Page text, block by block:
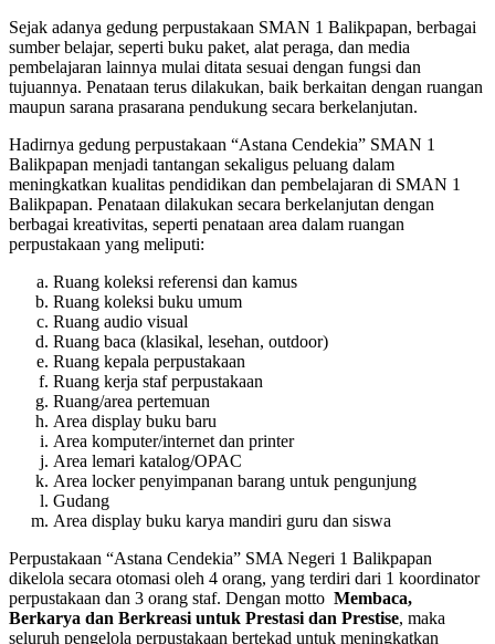
Sejak adanya gedung perpustakaan SMAN 1 Balikpapan, berbagai
sumber belajar, seperti buku paket, alat peraga, dan media
pembelajaran lainnya mulai ditata sesuai dengan fungsi dan
tujuannya. Penataan terus dilakukan, baik berkaitan dengan ruangan
maupun sarana prasarana pendukung secara berkelanjutan.
Hadirnya gedung perpustakaan “Astana Cendekia” SMAN 1
Balikpapan menjadi tantangan sekaligus peluang dalam
meningkatkan kualitas pendidikan dan pembelajaran di SMAN 1
Balikpapan. Penataan dilakukan secara berkelanjutan dengan
berbagai kreativitas, seperti penataan area dalam ruangan
perpustakaan yang meliputi:
Ruang koleksi referensi dan kamus
Ruang koleksi buku umum
Ruang audio visual
Ruang baca (klasikal, lesehan, outdoor)
Ruang kepala perpustakaan
Ruang kerja staf perpustakaan
Ruang/area pertemuan
Area display buku baru
Area komputer/internet dan printer
Area lemari katalog/OPAC
Area locker penyimpanan barang untuk pengunjung
Gudang
Area display buku karya mandiri guru dan siswa
Perpustakaan “Astana Cendekia” SMA Negeri 1 Balikpapan
dikelola secara otomasi oleh 4 orang, yang terdiri dari 1 koordinator
perpustakaan dan 3 orang staf. Dengan motto Membaca,
Berkarya dan Berkreasi untuk Prestasi dan Prestise, maka
seluruh pengelola perpustakaan bertekad untuk meningkatkan